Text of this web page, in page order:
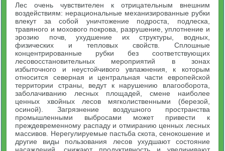
Лес очень чувствителен к отрицательным внешним
воздействиям: нерациональные механизированные рубки
влекут за собой уничтожение подроста, подлеска,
травяного и мохового покрова, разрушение, уплотнение и
эрозию почв, ухудшение их структуры, водных,
физических и тепловых свойств. Сплошные
концентрированные рубки без соответствующих
лесовосстановительных мероприятий в зонах
избыточного и неустойчивого увлажнения, к которым
относится северная и центральная части европейской
территории страны, ведут к нарушению влагооборота,
заболачиванию лесных площадей, смене наиболее
ценных хвойных лесов мягколиственными (березой,
осиной). Загрязнение воздушного пространства
промышленными выбросами может привести к
преждевременному распаду и отмиранию ценных лесных
массивов. Нерегулируемые пастьба скота, сенокошение и
другие виды пользования лесов ухудшают состояние
насаждений, снижают продуктивность и увеличивают